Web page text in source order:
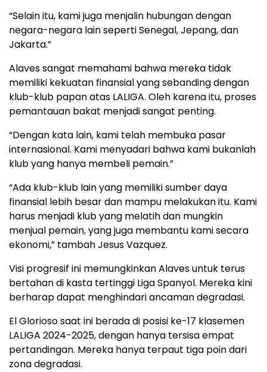
“Selain itu, kami juga menjalin hubungan dengan
negara-negara lain seperti Senegal, Jepang, dan
Jakarta.”
Alaves sangat memahami bahwa mereka tidak
memiliki kekuatan finansial yang sebanding dengan
klub-klub papan atas LALIGA. Oleh karena itu, proses
pemantauan bakat menjadi sangat penting.
“Dengan kata lain, kami telah membuka pasar
internasional. Kami menyadari bahwa kami bukanlah
klub yang hanya membeli pemain.”
“Ada klub-klub lain yang memiliki sumber daya
finansial lebih besar dan mampu melakukan itu. Kami
harus menjadi klub yang melatih dan mungkin
menjual pemain, yang juga membantu kami secara
ekonomi,” tambah Jesus Vazquez.
Visi progresif ini memungkinkan Alaves untuk terus
bertahan di kasta tertinggi Liga Spanyol. Mereka kini
berharap dapat menghindari ancaman degradasi.
El Glorioso saat ini berada di posisi ke-17 klasemen
LALIGA 2024-2025, dengan hanya tersisa empat
pertandingan. Mereka hanya terpaut tiga poin dari
zona degradasi.